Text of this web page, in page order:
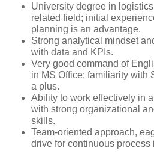
University degree in
related field; initial
planning is an advantage.
Strong analytical mindset
with data and KPIs.
Very good command of
in MS Office; familiarity with
a plus.
Ability to work effectively in
with strong organizational
skills.
Team‑oriented approach,
drive for continuous process